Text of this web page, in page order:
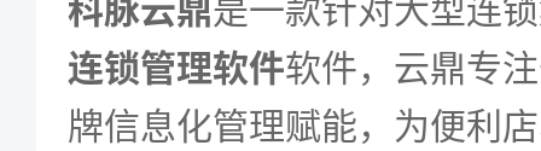
连锁管理软件软件，云鼎专
牌信息化管理赋能，为便利